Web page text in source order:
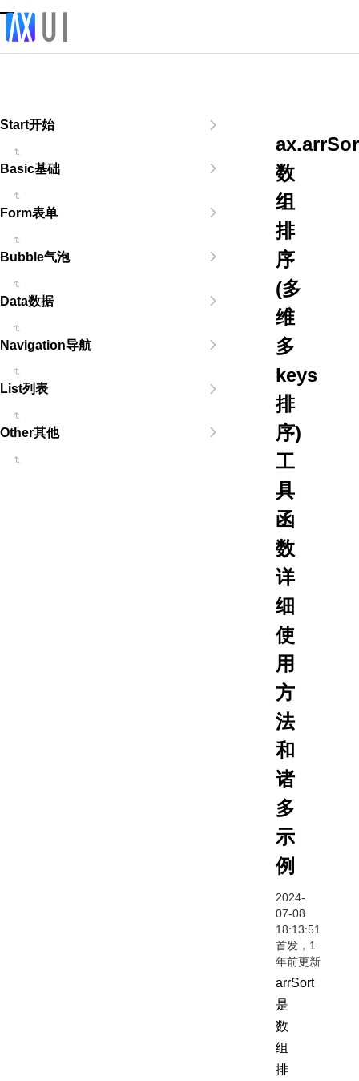
Start开始
Basic基础
Form表单
Bubble气泡
Data数据
Navigation导航
List列表
Other其他
数
组
排
序
(多
维
多
keys
排
序)
工
具
函
数
详
细
使
用
方
法
和
诸
多
示
例
2024-
07-08
18:13:51
首发，1
年前更新
arrSort
是
数
组
排